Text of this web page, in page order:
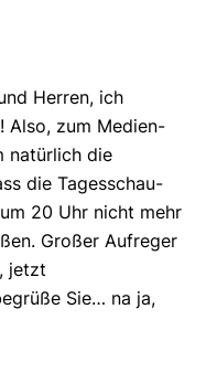
Herren, ich
Also, zum Medien-
natürlich die
die Tagesschau-
20 Uhr nicht mehr
Großer Aufreger
jetzt
Sie… na ja,